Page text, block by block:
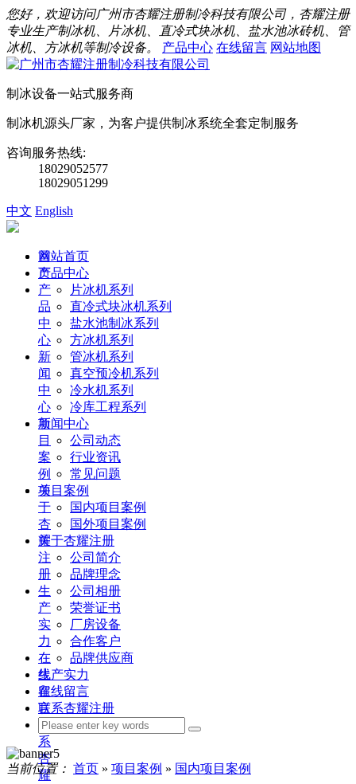
您好，欢迎访问广州市杏耀注册制冷科技有限公司，杏耀注册
专业生产制冰机、片冰机、直冷式块冰机、盐水池冰砖机、管
冰机、方冰机等制冷设备。
产品中心 在线留言 网站地图
制冰设备一站式服务商
制冰机源头厂家，为客户提供制冰系统全套定制服务
咨询服务热线:
18029052577
18029051299
中文 English
首
页
产
品
中
心
新
闻
中
心
项
目
案
例
关
于
杏
耀
注
册
生
产
实
力
在
线
留
言
联
系
杏
耀
网站首页
产品中心
片冰机系列
直冷式块冰机系列
盐水池制冰系列
方冰机系列
管冰机系列
真空预冷机系列
冷水机系列
冷库工程系列
新闻中心
公司动态
行业资讯
常见问题
项目案例
国内项目案例
国外项目案例
关于杏耀注册
公司简介
品牌理念
公司相册
荣誉证书
厂房设备
合作客户
品牌供应商
生产实力
在线留言
联系杏耀注册
当前位置： 首页 » 项目案例 » 国内项目案例